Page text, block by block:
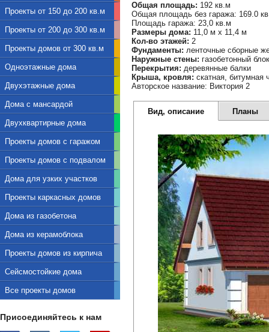
Проекты от 150 до 200 кв.м
Проекты от 200 до 300 кв.м
Проекты домов от 300 кв.м
Одноэтажные дома
Двухэтажные дома
Дома с мансардой
Двухквартирные дома
Проекты домов с гаражом
Проекты домов с подвалом
Дома для узких участков
Проекты каркасных домов
Дома из газобетона
Дома из керамоблока
Проекты домов из кирпича
Сейсмостойкие дома
Все проекты домов
Присоединяйтесь к нам
Общая площадь: 192 кв.м
Общая площадь без гаража: 169.0
Площадь гаража: 23,0 кв.м
Размеры дома: 11,0 м х 11,4 м
Кол-во этажей: 2
Фундаменты: ленточные сборные
Наружные стены: газобетонный блок
Перекрытия: деревянные балки
Крыша, кровля: скатная, битумная
Авторское название: Виктория 2
Вид, описание Планы